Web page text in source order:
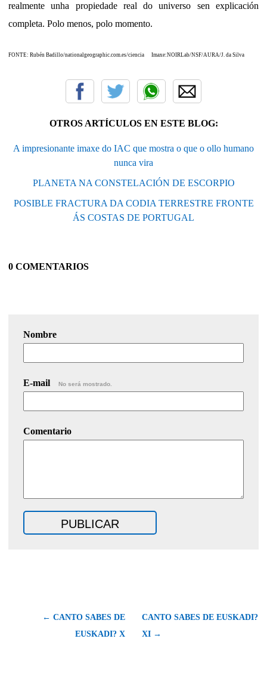
realmente unha propiedade real do universo sen explicación
completa. Polo menos, polo momento.
FONTE: Rubén Badillo/nationalgeographic.com.es/ciencia Imaxe:NOIRLab/NSF/AURA/J. da Silva
OTROS ARTÍCULOS EN ESTE BLOG:
A impresionante imaxe do IAC que mostra o que o ollo humano
nunca vira
PLANETA NA CONSTELACIÓN DE ESCORPIO
POSIBLE FRACTURA DA CODIA TERRESTRE FRONTE
ÁS COSTAS DE PORTUGAL
0 COMENTARIOS
Nombre
E-mail No será mostrado.
Comentario
← CANTO SABES DE
EUSKADI? X
CANTO SABES DE EUSKADI?
XI →